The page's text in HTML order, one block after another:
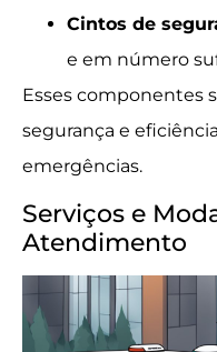
Cintos de
e em número
Esses componentes
segurança e
emergências.
Serviços e
Atendimento